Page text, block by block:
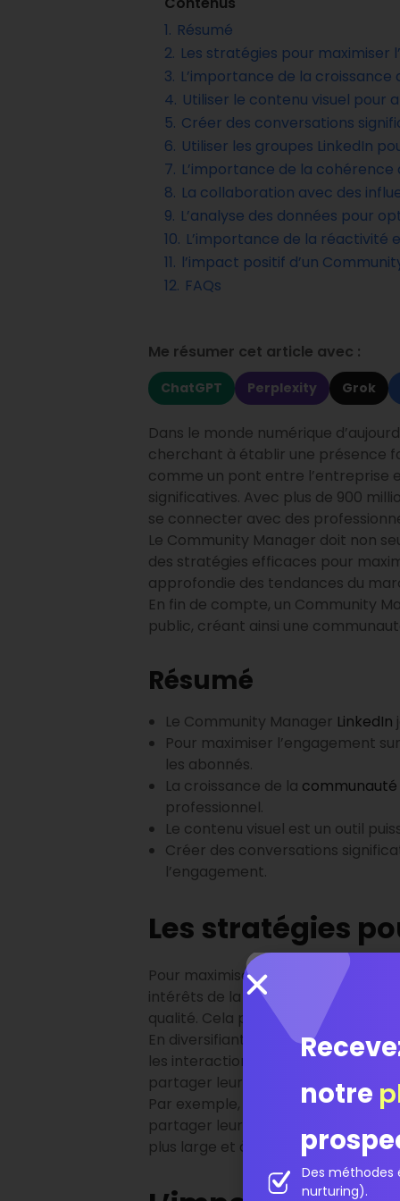
1. Résumé
2. Les stratégies pour maximiser
3. L’importance de la
4. Utiliser le contenu visuel pour
5. Créer des conversations
6. Utiliser les groupes LinkedIn
7. L’importance de la
8. La collaboration avec des
9. L’analyse des données pour
10. L’importance de la réactivité
11. l’impact positif d’un
12. FAQs
Me résumer cet article avec :
ChatGPT Perplexity Grok
Dans le monde numérique
cherchant à établir une présence
comme un pont entre l’entreprise
significatives. Avec plus de 900
se connecter avec des
Le Community Manager doit non
des stratégies efficaces pour
approfondie des tendances du
En fin de compte, un Community
public, créant ainsi une
Résumé
Le Community Manager LinkedIn
Pour maximiser l’engagement
les abonnés.
La croissance de la communauté
professionnel.
Le contenu visuel est un outil
Créer des conversations
l’engagement.
Les stratégies
Pour maximiserl’engagement sur
intérêts de la communauté. L’une
qualité. Cela peut inclure des
En diversifiant le type de contenu
les interactions. Une autre
partager leurs opinions ou
Par exemple, poser une question
partager leurs idées et à interagir
plus large et à augmenter la
notre
Des méthodes
nurturing).